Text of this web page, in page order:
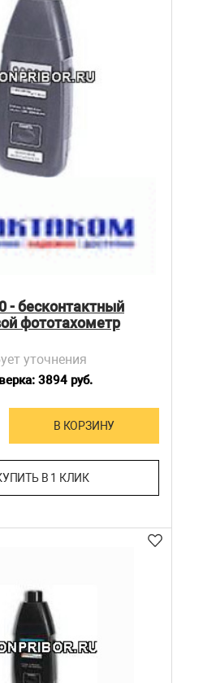
- бесконтактный
фототахометр
уточнения
3894 руб.
В КОРЗИНУ
В 1 КЛИК